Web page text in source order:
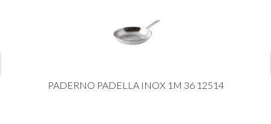
PADERNO PADELLA INOX 1M 36 12514